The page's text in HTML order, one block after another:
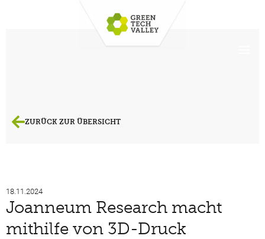
ZURÜCK ZUR ÜBERSICHT
18.11.2024
Joanneum Research macht
mithilfe von 3D-Druck